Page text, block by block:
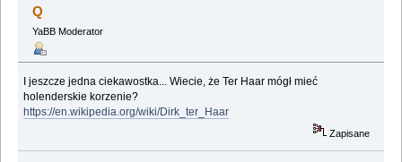
Q
YaBB Moderator
I jeszcze jedna ciekawostka... Wiecie, że Ter Haar mógł mieć
holenderskie korzenie?
https://en.wikipedia.org/wiki/Dirk_ter_Haar
Zapisane